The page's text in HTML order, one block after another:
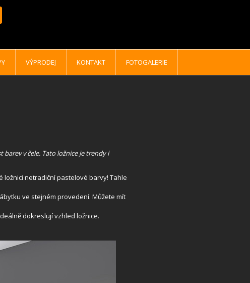
VÝPRODEJ KONTAKT FOTOGALERIE
v čele. Tato ložnice je trendy i
netradiční pastelové barvy! Tahle
ve stejném provedení. Můžete mít
dokreslují vzhled ložnice.